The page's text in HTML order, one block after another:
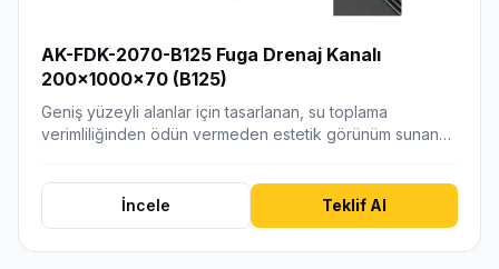
AK-FDK-2070-B125 Fuga Drenaj Kanalı
200x1000x70 (B125)
Geniş yüzeyli alanlar için tasarlanan, su toplama
verimliliğinden ödün vermeden estetik görünüm sunan
İncele Teklif Al